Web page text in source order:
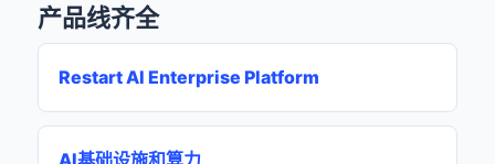
产品线齐全
Restart AI Enterprise Platform
AI基础设施和算力